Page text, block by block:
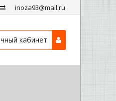
inoza93@mail.ru
кабинет